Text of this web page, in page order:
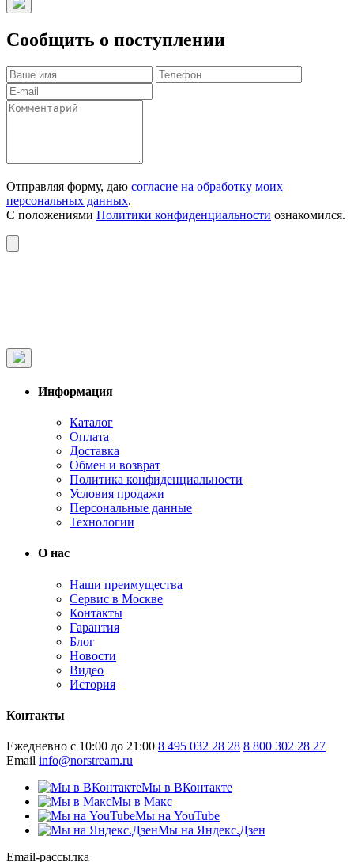
Сообщить о поступлении
Отправляя форму, даю согласие на обработку моих
персональных данных.
С положениями Политики конфиденциальности ознакомился.
Информация
Каталог
Оплата
Доставка
Обмен и возврат
Политика конфиденциальности
Условия продажи
Персональные данные
Технологии
О нас
Наши преимущества
Сервис в Москве
Контакты
Гарантия
Блог
Новости
Видео
История
Контакты
Ежедневно с 10:00 до 21:00 8 495 032 28 28 8 800 302 28 27
Email info@norstream.ru
Мы в ВКонтакте
Мы в Макс
Мы на YouTube
Мы на Яндекс.Дзен
Email-рассылка